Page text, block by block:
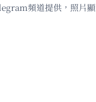
頻道提供，照片